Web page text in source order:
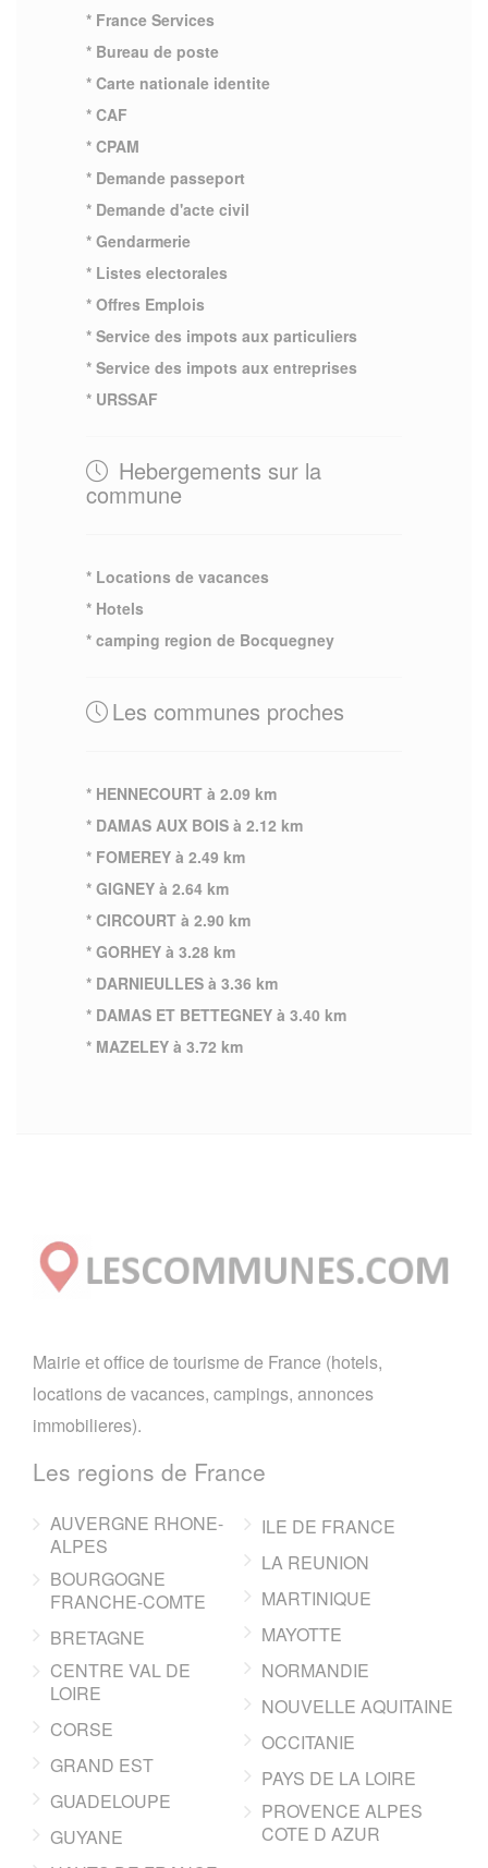
* France Services
* Bureau de poste
* Carte nationale identite
* CAF
* CPAM
* Demande passeport
* Demande d'acte civil
* Gendarmerie
* Listes electorales
* Offres Emplois
* Service des impots aux particuliers
* Service des impots aux entreprises
* URSSAF
Hebergements sur la
commune
* Locations de vacances
* Hotels
* camping region de Bocquegney
Les communes proches
* HENNECOURT à 2.09 km
* DAMAS AUX BOIS à 2.12 km
* FOMEREY à 2.49 km
* GIGNEY à 2.64 km
* CIRCOURT à 2.90 km
* GORHEY à 3.28 km
* DARNIEULLES à 3.36 km
* DAMAS ET BETTEGNEY à 3.40 km
* MAZELEY à 3.72 km
Mairie et office de tourisme de France (hotels,
locations de vacances, campings, annonces
immobilieres).
Les regions de France
AUVERGNE RHONE-
ALPES
BOURGOGNE
FRANCHE-COMTE
BRETAGNE
CENTRE VAL DE
LOIRE
CORSE
GRAND EST
GUADELOUPE
GUYANE
ILE DE FRANCE
LA REUNION
MARTINIQUE
MAYOTTE
NORMANDIE
NOUVELLE AQUITAINE
OCCITANIE
PAYS DE LA LOIRE
PROVENCE ALPES
COTE D AZUR